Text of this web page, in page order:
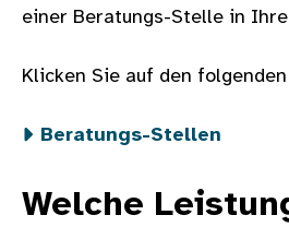
einer Beratungs-Stelle in
Klicken Sie auf den folgenden
Beratungs-Stellen
Welche